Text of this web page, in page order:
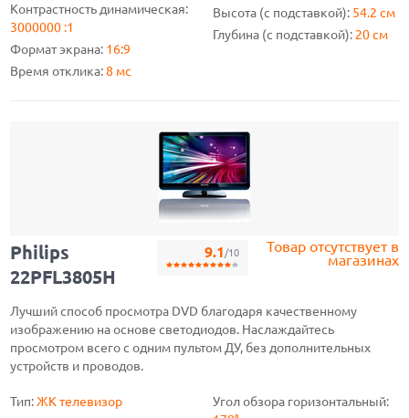
Контрастность динамическая:
3000000 :1
Формат экрана: 16:9
Время отклика:8 мс
Высота (с подставкой): 54.2 см
Глубина (с подставкой): 20 см
Товар отсутствует в
магазинах
9.1 /10
Philips
22PFL3805H
Лучший способ просмотра DVD благодаря качественному
изображению на основе светодиодов. Наслаждайтесь
просмотром всего с одним пультом ДУ, без дополнительных
устройств и проводов.
Тип:ЖК телевизор
Угол обзора горизонтальный: